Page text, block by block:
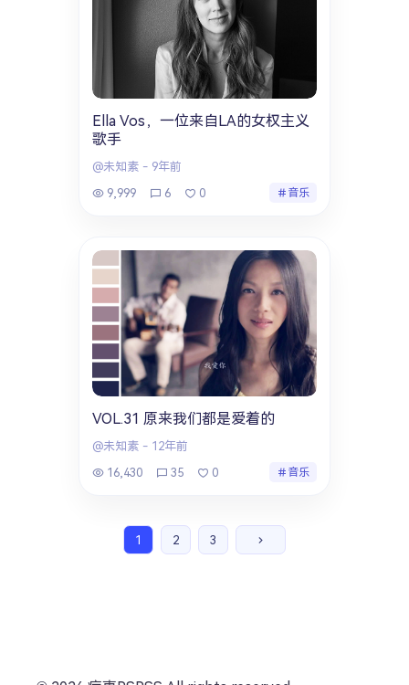
Ella Vos，一位来自LA的女权主义
歌手
@未知素 - 9年前
9,999
6 0 音乐
VOL.31 原来我们都是爱着的
@未知素 - 12年前
16,430
35 0 音乐
1 2 3